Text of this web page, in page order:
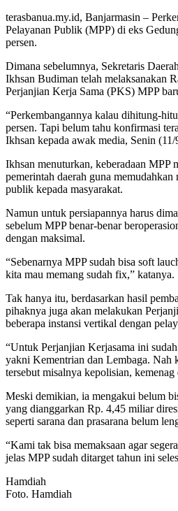
terasbanua.my.id, Banjarmasin –
Pelayanan Publik (MPP) di eks
persen.
Dimana sebelumnya, Sekretaris
Ikhsan Budiman telah melaksanakan
Perjanjian Kerja Sama (PKS) MPP
“Perkembangannya kalau dihitung-
persen. Tapi belum tahu konfirmasi
Ikhsan kepada awak media, Senin (11/
Ikhsan menuturkan, keberadaan MPP
pemerintah daerah guna memudahkan
publik kepada masyarakat.
Namun untuk persiapannya harus
sebelum MPP benar-benar
dengan maksimal.
“Sebenarnya MPP sudah bisa soft
kita mau memang sudah fix,” katanya.
Tak hanya itu, berdasarkan hasil
pihaknya juga akan melakukan
beberapa instansi vertikal dengan
“Untuk Perjanjian Kerjasama ini
yakni Kementrian dan Lembaga. Nah
tersebut misalnya kepolisian,
Meski demikian, ia mengakui belum
yang dianggarkan Rp. 4,45 miliar
seperti sarana dan prasarana belum
“Kami tak bisa memaksaan agar
jelas MPP sudah ditarget tahun ini
Hamdiah
Foto. Hamdiah